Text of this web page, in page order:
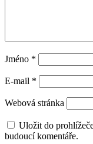
Jméno *
E-mail *
Webová stránka
Uložit do
budoucí komentáře.